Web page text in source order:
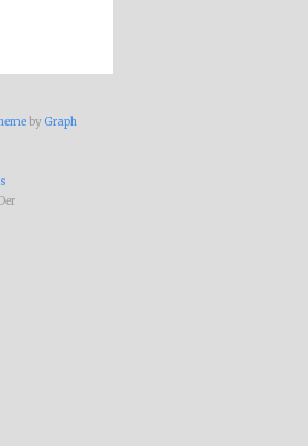
by Graph